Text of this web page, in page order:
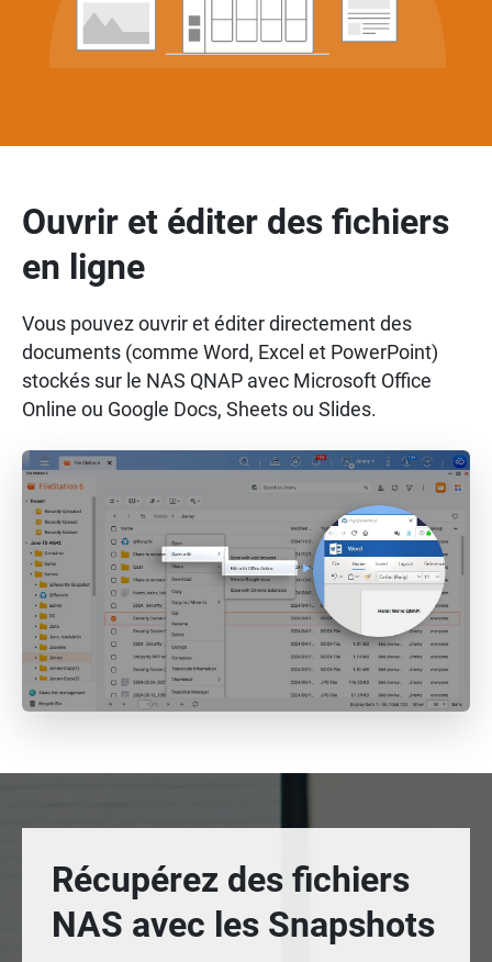
Ouvrir et éditer des fichiers
en ligne
Vous pouvez ouvrir et éditer directement des
documents (comme Word, Excel et PowerPoint)
stockés sur le NAS QNAP avec Microsoft Office
Online ou Google Docs, Sheets ou Slides.
Récupérez des fichiers
NAS avec les Snapshots